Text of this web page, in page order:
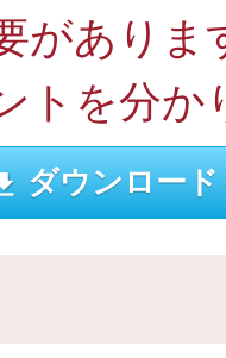
がありま
トを分か
ダウンロー